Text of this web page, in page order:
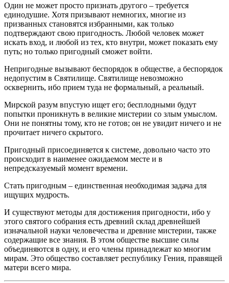
Один не может просто признать другого – требуется
единодушие. Хотя призывают немногих, многие из
призванных становятся избранными, как только
подтверждают свою пригодность. Любой человек может
искать вход, и любой из тех, кто внутри, может показать ему
путь; но только пригодный сможет войти.
Непригодные вызывают беспорядок в обществе, а беспорядок
недопустим в Святилище. Святилище невозможно
осквернить, ибо прием туда не формальный, а реальный.
Мирской разум впустую ищет его; бесплодными будут
попытки проникнуть в великие мистерии со злым умыслом.
Они не понятны тому, кто не готов; он не увидит ничего и не
прочитает ничего скрытого.
Пригодный присоединяется к системе, довольно часто это
происходит в наименее ожидаемом месте и в
непредсказуемый момент времени.
Стать пригодным – единственная необходимая задача для
ищущих мудрость.
И существуют методы для достижения пригодности, ибо у
этого святого собрания есть древний склад древнейшей
изначальной науки человечества и древние мистерии, также
содержащие все знания. В этом обществе высшие силы
объединяются в одну, и его члены принадлежат ко многим
мирам. Это общество составляет республику Гения, правящей
матери всего мира.